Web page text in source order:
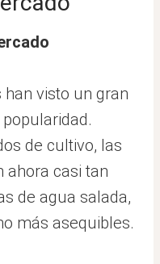
visto un gran
de cultivo, las
ahora casi tan
de agua salada,
más asequibles.